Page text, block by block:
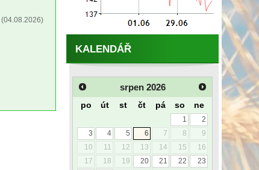
(04.08.2026)
KALENDÁŘ
srpen 2026
po út st čt pá so ne
1
2
3
4 5 6 7 8
9
10
11 12 13 14 15
16
17
18 19 20 21 22
23